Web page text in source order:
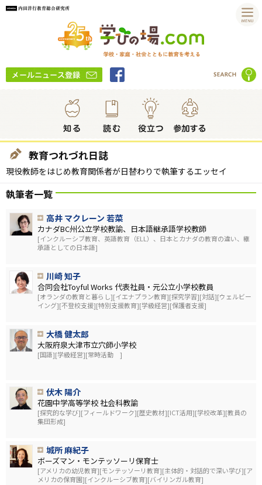
教育つれづれ日誌
現役教師をはじめ教育関係者が日替わりで執筆するエッセイ
執筆者一覧
高井 マクレーン 若菜
カナダBC州公立学校教諭、日本語継承語学校教師
[インクルーシブ教育、英語教育（ELL）、日本とカナダの教育の違い、継
承語としての日本語]
川崎 知子
合同会社Toyful Works 代表社員・元公立小学校教員
[オランダの教育と暮らし][イエナプラン教育][探究学習][対話][ウェルビー
イング][不登校支援][特別支援教育][学級経営][保護者支援]
大橋 健太郎
大阪府泉大津市立穴師小学校
[国語][学級経営][常時活動 ]
伏木 陽介
花園中学高等学校 社会科教諭
[探究的な学び][フィールドワーク][歴史教材][ICT活用][学校改革][教員の
集団形成]
城所 麻紀子
ボーズマン・モンテッソーリ保育士
[アメリカの幼児教育][モンテッソーリ教育][主体的・対話的で深い学び][ア
メリカの保育園][インクルーシブ教育][バイリンガル教育]